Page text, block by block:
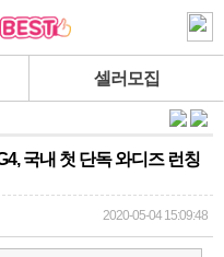
셀러모집
국내 첫 단독 와디즈 런칭
2020-05-04 15:09:48